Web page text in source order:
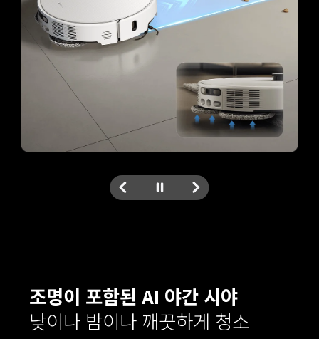
조명이 포함된 AI 야간 시야
낮이나 밤이나 깨끗하게 청소